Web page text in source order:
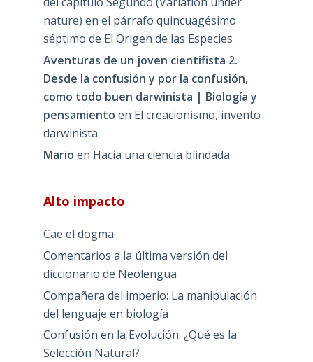
nature) en el párrafo quincuagésimo
séptimo de El Origen de las Especies
Aventuras de un joven cientifista 2.
Desde la confusión y por la confusión,
como todo buen darwinista | Biología y
pensamiento en El creacionismo, invento
darwinista
Mario en Hacia una ciencia blindada
Alto impacto
Cae el dogma
Comentarios a la última versión del
diccionario de Neolengua
Compañera del imperio: La manipulación
del lenguaje en biología
Confusión en la Evolución: ¿Qué es la
Selección Natural?